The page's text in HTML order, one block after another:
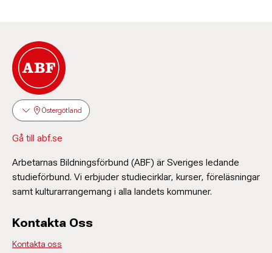
Östergötland
Gå till abf.se
Arbetarnas Bildningsförbund (ABF) är Sveriges ledande
studieförbund. Vi erbjuder studiecirklar, kurser, föreläsningar
samt kulturarrangemang i alla landets kommuner.
Kontakta Oss
Kontakta oss